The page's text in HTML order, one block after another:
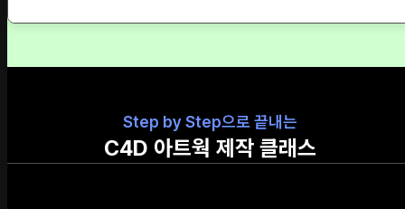
Step by Step으로 끝내는
C4D 아트웍 제작 클래스